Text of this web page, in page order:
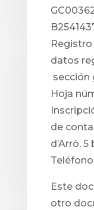
datos
sección
Hoja
de
d’Arrò,
Este
otro